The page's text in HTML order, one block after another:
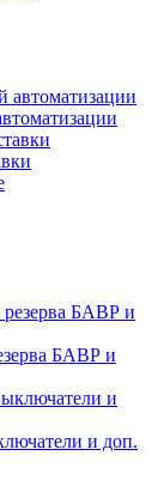
БАВР и
и доп.